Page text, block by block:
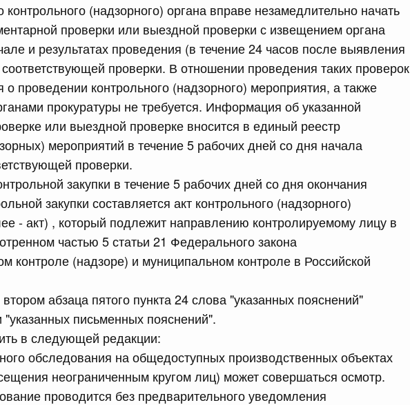
(надзорного) органа вправе незамедлительно начать
проверки или выездной проверки с извещением органа
и результатах проведения (в течение 24 часов после выявления
проверки. В отношении проведения таких проверок
проведении контрольного (надзорного) мероприятия, а также
прокуратуры не требуется. Информация об указанной
или выездной проверке вносится в единый реестр
мероприятий в течение 5 рабочих дней со дня начала
проверки.
закупки в течение 5 рабочих дней со дня окончания
закупки составляется акт контрольного (надзорного)
- акт) , который подлежит направлению контролируемому лицу в
частью 5 статьи 21 Федерального закона
контроле (надзоре) и муниципальном контроле в Российской
абзаца пятого пункта 24 слова "указанных пояснений"
письменных пояснений".
в следующей редакции:
обследования на общедоступных производственных объектах
неограниченным кругом лиц) может совершаться осмотр.
проводится без предварительного уведомления
Федерации от 21.07.2026 г. № 919
Российской Федерации от 12 марта 2022 г.
понедельник
Федерации от 20.07.2026 г. № 915
июля, суббота
Федерации от 18.07.2026 г. № 906
Российской Федерации от 27 апреля 2024
Федерации от 18.07.2026 г. № 904
Федерации от 18.07.2026 г. № 909